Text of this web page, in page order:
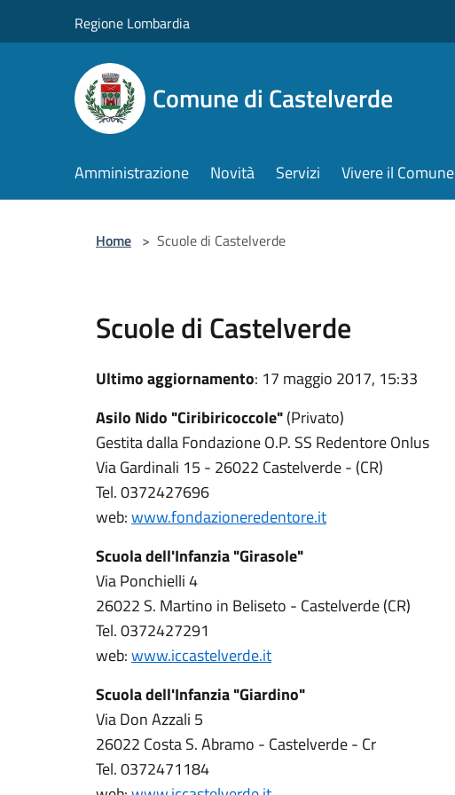
Regione Lombardia
Comune di Castelverde
Amministrazione Novità Servizi Vivere il Comune
Home > Scuole di Castelverde
Scuole di Castelverde
Ultimo aggiornamento: 17 maggio 2017, 15:33
Asilo Nido "Ciribiricoccole"(Privato)
Gestita dalla Fondazione O.P. SS Redentore Onlus
Via Gardinali 15 - 26022 Castelverde - (CR)
Tel. 0372427696
web:www.fondazioneredentore.it
Scuola dell'Infanzia "Girasole"
Via Ponchielli 4
26022 S. Martino in Beliseto - Castelverde (CR)
Tel. 0372427291
web:www.iccastelverde.it
Scuola dell'Infanzia "Giardino"
Via Don Azzali 5
26022 Costa S. Abramo - Castelverde - Cr
Tel. 0372471184